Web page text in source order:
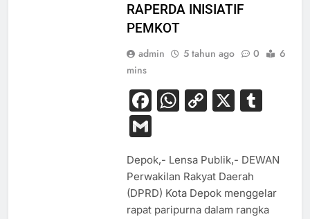
RAPERDA INISIATIF
PEMKOT
admin 5 tahun ago 0
6
mins
Facebook
WhatsApp
Copy
X
Gmail
Depok,- Lensa Publik,- DEWAN
Perwakilan Rakyat Daerah
(DPRD) Kota Depok menggelar
rapat paripurna dalam rangka